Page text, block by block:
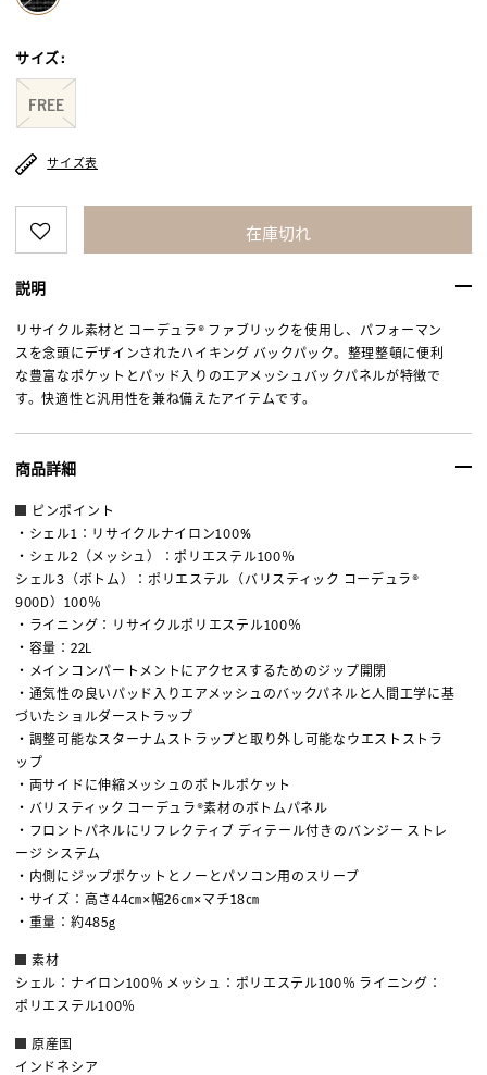
サイズ:
FREE
サイズ表
在庫切れ
説明
リサイクル素材と コーデュラ® ファブリックを使用し、パフォーマン
スを念頭にデザインされたハイキング バックパック。整理整頓に便利
な豊富なポケットとパッド入りのエアメッシュバックパネルが特徴で
す。快適性と汎用性を兼ね備えたアイテムです。
商品詳細
ピンポイント
・シェル1：リサイクルナイロン100%
・シェル2（メッシュ）：ポリエステル100％
シェル3（ボトム）：ポリエステル（バリスティック コーデュラ®
900D）100％
・ライニング：リサイクルポリエステル100％
・容量：22L
・メインコンパートメントにアクセスするためのジップ開閉
・通気性の良いパッド入りエアメッシュのバックパネルと人間工学に基
づいたショルダーストラップ
・調整可能なスターナムストラップと取り外し可能なウエストストラ
ップ
・両サイドに伸縮メッシュのボトルポケット
・バリスティック コーデュラ®素材のボトムパネル
・フロントパネルにリフレクティブ ディテール付きのバンジー ストレ
ージ システム
・内側にジップポケットとノーとパソコン用のスリーブ
・サイズ：高さ44㎝×幅26㎝×マチ18㎝
・重量：約485g
素材
シェル：ナイロン100％ メッシュ：ポリエステル100％ ライニング：
ポリエステル100％
原産国
インドネシア